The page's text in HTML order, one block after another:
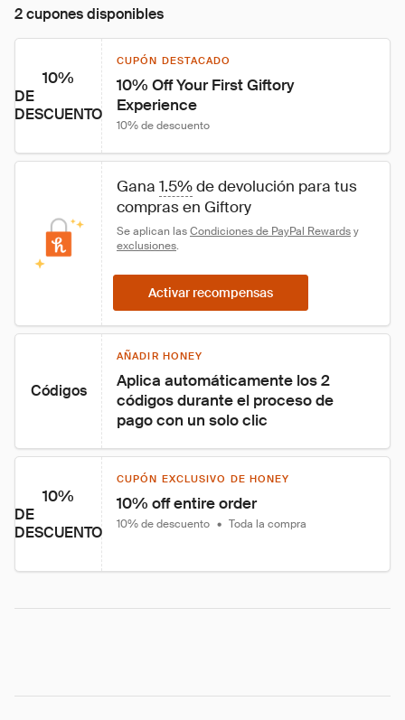
2 cupones disponibles
10%
DE
DESCUENTO
CUPÓN DESTACADO
10% Off Your First Giftory
Experience
10% de descuento
Gana 1.5% de devolución para tus
compras en Giftory
Se aplican las Condiciones de PayPal Rewards y
exclusiones.
Activar recompensas
Códigos
AÑADIR HONEY
Aplica automáticamente los 2
códigos durante el proceso de
pago con un solo clic
10%
DE
DESCUENTO
CUPÓN EXCLUSIVO DE HONEY
10% off entire order
10% de descuento • Toda la compra